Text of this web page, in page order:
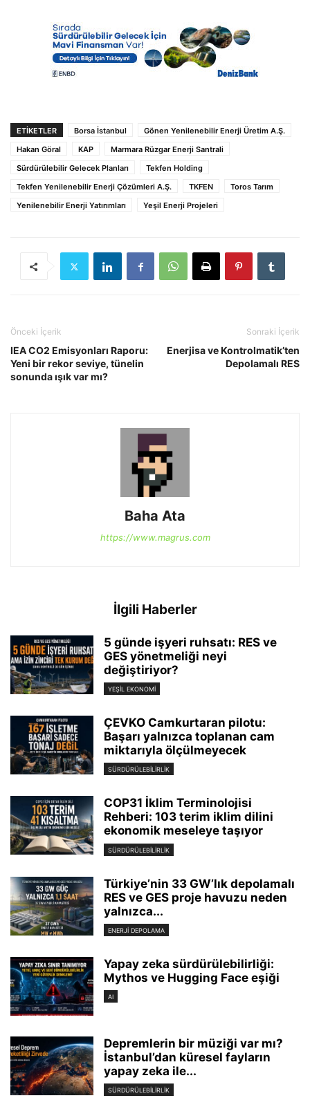
ETIKETLER Borsa İstanbul
Gönen Yenilenebilir Enerji Üretim A.Ş.
Hakan Göral
KAP
Marmara Rüzgar Enerji Santrali
Sürdürülebilir Gelecek Planları
Tekfen Holding
Tekfen Yenilenebilir Enerji Çözümleri A.Ş.
TKFEN
Toros Tarım
Yenilenebilir Enerji Yatırımları
Yeşil Enerji Projeleri
Önceki İçerik
IEA CO2 Emisyonları Raporu:
Yeni bir rekor seviye, tünelin
sonunda ışık var mı?
Sonraki İçerik
Enerjisa ve Kontrolmatik’ten
Depolamalı RES
Baha Ata
https://www.magrus.com
İlgili Haberler
5 günde işyeri ruhsatı: RES ve
GES yönetmeliği neyi
değiştiriyor?
YEŞIL EKONOMI
ÇEVKO Camkurtaran pilotu:
Başarı yalnızca toplanan cam
miktarıyla ölçülmeyecek
SÜRDÜRÜLEBILIRLIK
COP31 İklim Terminolojisi
Rehberi: 103 terim iklim dilini
ekonomik meseleye taşıyor
SÜRDÜRÜLEBILIRLIK
Türkiye’nin 33 GW’lık depolamalı
RES ve GES proje havuzu neden
yalnızca...
ENERJI DEPOLAMA
Yapay zeka sürdürülebilirliği:
Mythos ve Hugging Face eşiği
AI
Depremlerin bir müziği var mı?
İstanbul’dan küresel fayların
yapay zeka ile...
SÜRDÜRÜLEBILIRLIK